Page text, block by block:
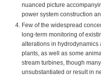
nuanced picture
power system construction
Few of the widespread
long-term monitoring of
alterations in
plants, as well as some
stream turbines, though
unsubstantiated or result in